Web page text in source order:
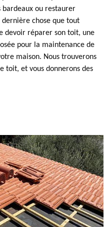
bardeaux ou restaurer
chose que tout
devoir réparer son toit, une
pour la maintenance de
maison. Nous trouverons
toit, et vous donnerons des